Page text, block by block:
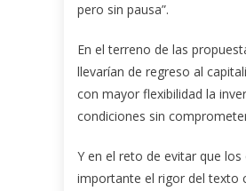
pero sin pausa”.
En el terreno de las
llevarían de regreso al
con mayor flexibilidad la
condiciones sin
Y en el reto de evitar que
importante el rigor del texto